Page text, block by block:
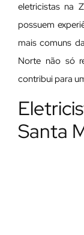
eletricistas na
possuem
mais comuns
Norte não só
contribui para
Santa